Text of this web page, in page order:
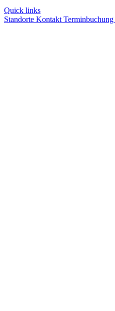
Quick links
Standorte Kontakt Terminbuchung